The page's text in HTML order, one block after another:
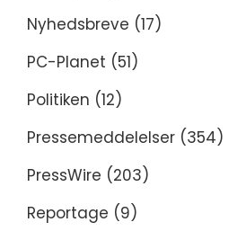
Nyhedsbreve (17)
PC-Planet (51)
Politiken (12)
Pressemeddelelser (354)
PressWire (203)
Reportage (9)